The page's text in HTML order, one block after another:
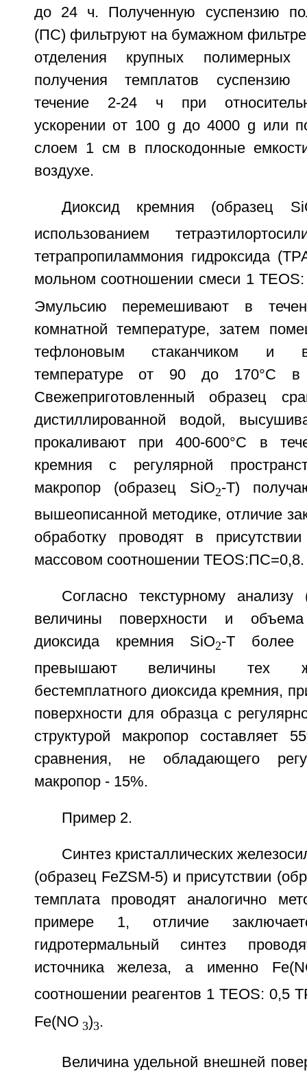
до 24 ч. Полученную суспензию
(ПС) фильтруют на бумажном фильтре
отделения крупных полимерных
получения темплатов суспензию
течение 2-24 ч при
ускорении от 100 g до 4000 g или
слоем 1 см в плоскодонные
воздухе.
Диоксид кремния (образец
использованием
тетрапропиламмония гидроксида
мольном соотношении смеси 1
Эмульсию перемешивают в
комнатной температуре, затем
тефлоновым стаканчиком и
температуре от 90 до 170°C в
Свежеприготовленный образец
дистиллированной водой,
прокаливают при 400-600°C в
кремния с регулярной
макропор (образец SiO2-T)
вышеописанной методике, отличие
обработку проводят в
массовом соотношении TEOS:ПС=0,8.
Согласно текстурному анализу
величины поверхности и
диоксида кремния SiO2-T
превышают величины тех же
бестемплатного диоксида кремния,
поверхности для образца с
структурой макропор составляет
сравнения, не обладающего
макропор - 15%.
Пример 2.
Синтез кристаллических
(образец FeZSM-5) и присутствии
темплата проводят аналогично
примере 1, отличие
гидротермальный синтез
источника железа, а именно
соотношении реагентов 1 TEOS: 0,5
Fe(NO 3)3.
Величина удельной внешней